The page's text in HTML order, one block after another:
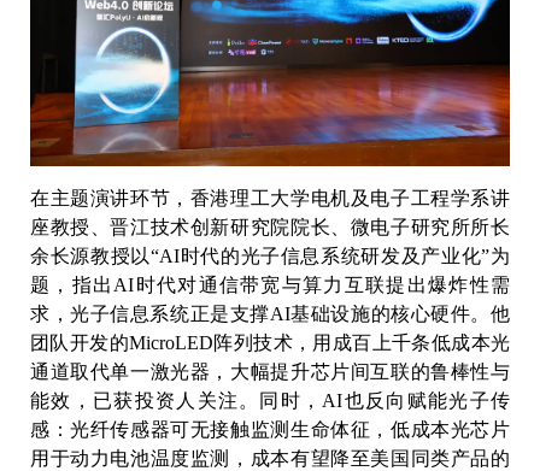
在主题演讲环节，香港理工大学电机及电子工程学系讲
座教授、晋江技术创新研究院院长、微电子研究所所长
余长源教授以“AI时代的光子信息系统研发及产业化”为
题，指出AI时代对通信带宽与算力互联提出爆炸性需
求，光子信息系统正是支撑AI基础设施的核心硬件。他
团队开发的MicroLED阵列技术，用成百上千条低成本光
通道取代单一激光器，大幅提升芯片间互联的鲁棒性与
能效，已获投资人关注。同时，AI也反向赋能光子传
感：光纤传感器可无接触监测生命体征，低成本光芯片
用于动力电池温度监测，成本有望降至美国同类产品的